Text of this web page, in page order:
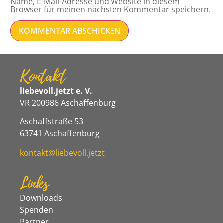
Browser für meinen nächsten Kommentar speichern.
Kontakt
liebevoll.jetzt e. V.
VR 200986 Aschaffenburg
Aschaffstraße 53
63741 Aschaffenburg
kontakt@liebevoll.jetzt
Links
Downloads
Spenden